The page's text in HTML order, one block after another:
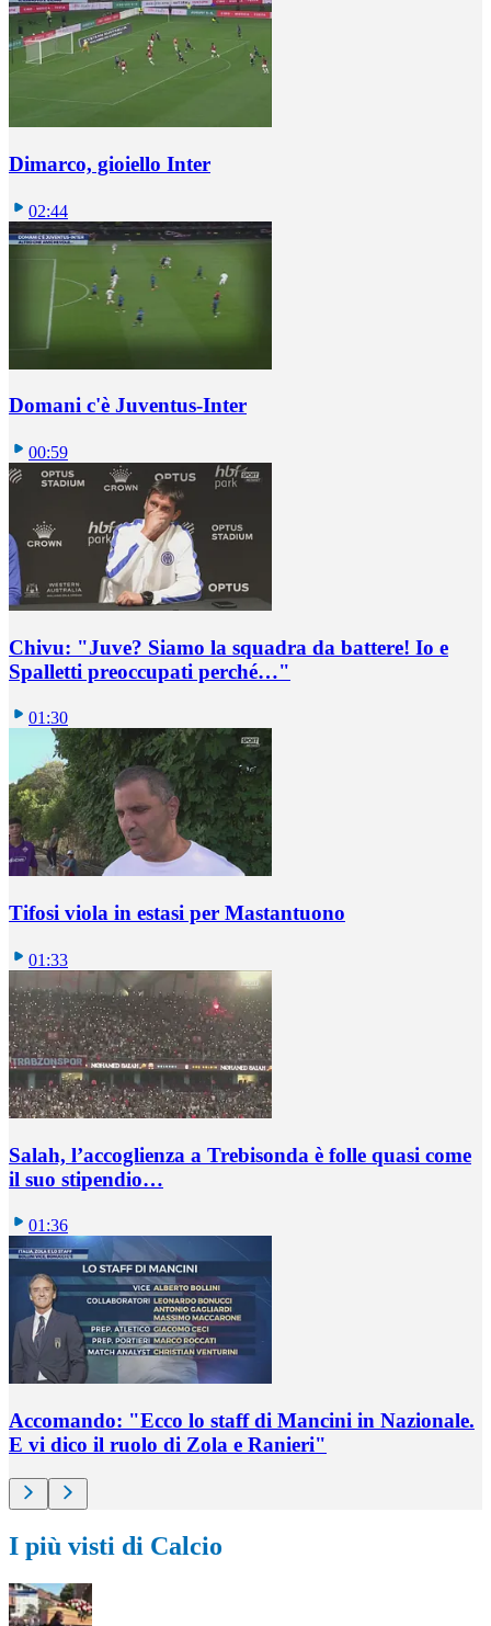
Dimarco, gioiello Inter
02:44
Domani c'è Juventus-Inter
00:59
Chivu: "Juve? Siamo la squadra da battere! Io e
Spalletti preoccupati perché…"
01:30
Tifosi viola in estasi per Mastantuono
01:33
Salah, l’accoglienza a Trebisonda è folle quasi come
il suo stipendio…
01:36
Accomando: "Ecco lo staff di Mancini in Nazionale.
E vi dico il ruolo di Zola e Ranieri"
I più visti di Calcio